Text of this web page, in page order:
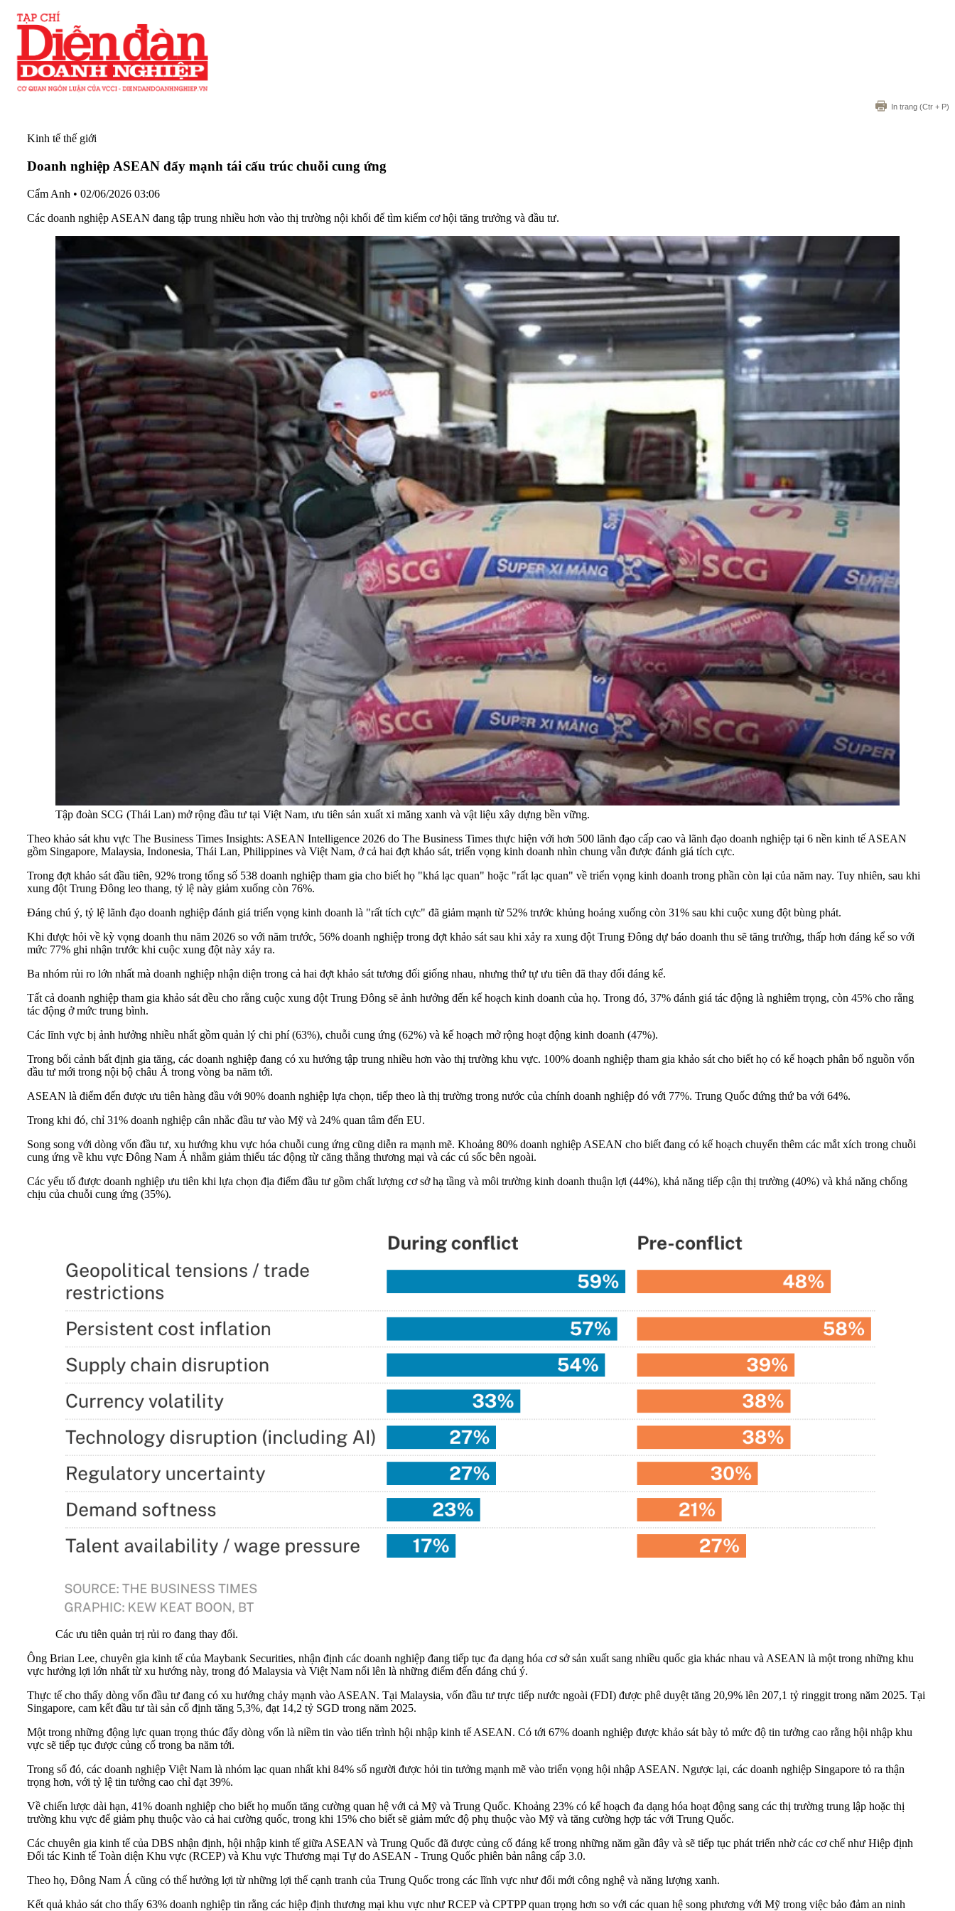
In trang (Ctr + P)
Kinh tế thế giới
Doanh nghiệp ASEAN đẩy mạnh tái cấu trúc chuỗi cung ứng
Cẩm Anh • 02/06/2026 03:06
Các doanh nghiệp ASEAN đang tập trung nhiều hơn vào thị trường nội khối để tìm kiếm cơ hội tăng trưởng và đầu tư.
Tập đoàn SCG (Thái Lan) mở rộng đầu tư tại Việt Nam, ưu tiên sản xuất xi măng xanh và vật liệu xây dựng bền vững.
Theo khảo sát khu vực The Business Times Insights: ASEAN Intelligence 2026 do The Business Times thực hiện với hơn 500 lãnh đạo cấp cao và lãnh đạo doanh nghiệp tại 6 nền kinh tế ASEAN
gồm Singapore, Malaysia, Indonesia, Thái Lan, Philippines và Việt Nam, ở cả hai đợt khảo sát, triển vọng kinh doanh nhìn chung vẫn được đánh giá tích cực.
Trong đợt khảo sát đầu tiên, 92% trong tổng số 538 doanh nghiệp tham gia cho biết họ "khá lạc quan" hoặc "rất lạc quan" về triển vọng kinh doanh trong phần còn lại của năm nay. Tuy nhiên, sau khi
xung đột Trung Đông leo thang, tỷ lệ này giảm xuống còn 76%.
Đáng chú ý, tỷ lệ lãnh đạo doanh nghiệp đánh giá triển vọng kinh doanh là "rất tích cực" đã giảm mạnh từ 52% trước khủng hoảng xuống còn 31% sau khi cuộc xung đột bùng phát.
Khi được hỏi về kỳ vọng doanh thu năm 2026 so với năm trước, 56% doanh nghiệp trong đợt khảo sát sau khi xảy ra xung đột Trung Đông dự báo doanh thu sẽ tăng trưởng, thấp hơn đáng kể so với
mức 77% ghi nhận trước khi cuộc xung đột này xảy ra.
Ba nhóm rủi ro lớn nhất mà doanh nghiệp nhận diện trong cả hai đợt khảo sát tương đối giống nhau, nhưng thứ tự ưu tiên đã thay đổi đáng kể.
Tất cả doanh nghiệp tham gia khảo sát đều cho rằng cuộc xung đột Trung Đông sẽ ảnh hưởng đến kế hoạch kinh doanh của họ. Trong đó, 37% đánh giá tác động là nghiêm trọng, còn 45% cho rằng
tác động ở mức trung bình.
Các lĩnh vực bị ảnh hưởng nhiều nhất gồm quản lý chi phí (63%), chuỗi cung ứng (62%) và kế hoạch mở rộng hoạt động kinh doanh (47%).
Trong bối cảnh bất định gia tăng, các doanh nghiệp đang có xu hướng tập trung nhiều hơn vào thị trường khu vực. 100% doanh nghiệp tham gia khảo sát cho biết họ có kế hoạch phân bổ nguồn vốn
đầu tư mới trong nội bộ châu Á trong vòng ba năm tới.
ASEAN là điểm đến được ưu tiên hàng đầu với 90% doanh nghiệp lựa chọn, tiếp theo là thị trường trong nước của chính doanh nghiệp đó với 77%. Trung Quốc đứng thứ ba với 64%.
Trong khi đó, chỉ 31% doanh nghiệp cân nhắc đầu tư vào Mỹ và 24% quan tâm đến EU.
Song song với dòng vốn đầu tư, xu hướng khu vực hóa chuỗi cung ứng cũng diễn ra mạnh mẽ. Khoảng 80% doanh nghiệp ASEAN cho biết đang có kế hoạch chuyển thêm các mắt xích trong chuỗi
cung ứng về khu vực Đông Nam Á nhằm giảm thiểu tác động từ căng thẳng thương mại và các cú sốc bên ngoài.
Các yếu tố được doanh nghiệp ưu tiên khi lựa chọn địa điểm đầu tư gồm chất lượng cơ sở hạ tầng và môi trường kinh doanh thuận lợi (44%), khả năng tiếp cận thị trường (40%) và khả năng chống
chịu của chuỗi cung ứng (35%).
Các ưu tiên quản trị rủi ro đang thay đổi.
Ông Brian Lee, chuyên gia kinh tế của Maybank Securities, nhận định các doanh nghiệp đang tiếp tục đa dạng hóa cơ sở sản xuất sang nhiều quốc gia khác nhau và ASEAN là một trong những khu
vực hưởng lợi lớn nhất từ xu hướng này, trong đó Malaysia và Việt Nam nổi lên là những điểm đến đáng chú ý.
Thực tế cho thấy dòng vốn đầu tư đang có xu hướng chảy mạnh vào ASEAN. Tại Malaysia, vốn đầu tư trực tiếp nước ngoài (FDI) được phê duyệt tăng 20,9% lên 207,1 tỷ ringgit trong năm 2025. Tại
Singapore, cam kết đầu tư tài sản cố định tăng 5,3%, đạt 14,2 tỷ SGD trong năm 2025.
Một trong những động lực quan trọng thúc đẩy dòng vốn là niềm tin vào tiến trình hội nhập kinh tế ASEAN. Có tới 67% doanh nghiệp được khảo sát bày tỏ mức độ tin tưởng cao rằng hội nhập khu
vực sẽ tiếp tục được củng cố trong ba năm tới.
Trong số đó, các doanh nghiệp Việt Nam là nhóm lạc quan nhất khi 84% số người được hỏi tin tưởng mạnh mẽ vào triển vọng hội nhập ASEAN. Ngược lại, các doanh nghiệp Singapore tỏ ra thận
trọng hơn, với tỷ lệ tin tưởng cao chỉ đạt 39%.
Về chiến lược dài hạn, 41% doanh nghiệp cho biết họ muốn tăng cường quan hệ với cả Mỹ và Trung Quốc. Khoảng 23% có kế hoạch đa dạng hóa hoạt động sang các thị trường trung lập hoặc thị
trường khu vực để giảm phụ thuộc vào cả hai cường quốc, trong khi 15% cho biết sẽ giảm mức độ phụ thuộc vào Mỹ và tăng cường hợp tác với Trung Quốc.
Các chuyên gia kinh tế của DBS nhận định, hội nhập kinh tế giữa ASEAN và Trung Quốc đã được củng cố đáng kể trong những năm gần đây và sẽ tiếp tục phát triển nhờ các cơ chế như Hiệp định
Đối tác Kinh tế Toàn diện Khu vực (RCEP) và Khu vực Thương mại Tự do ASEAN - Trung Quốc phiên bản nâng cấp 3.0.
Theo họ, Đông Nam Á cũng có thể hưởng lợi từ những lợi thế cạnh tranh của Trung Quốc trong các lĩnh vực như đổi mới công nghệ và năng lượng xanh.
Kết quả khảo sát cho thấy 63% doanh nghiệp tin rằng các hiệp định thương mại khu vực như RCEP và CPTPP quan trọng hơn so với các quan hệ song phương với Mỹ trong việc bảo đảm an ninh